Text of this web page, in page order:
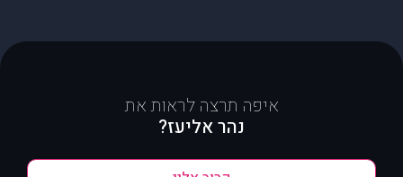
איפה תרצה לראות את
נהר אליעז?